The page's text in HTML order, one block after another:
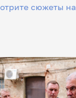
сюжеты на